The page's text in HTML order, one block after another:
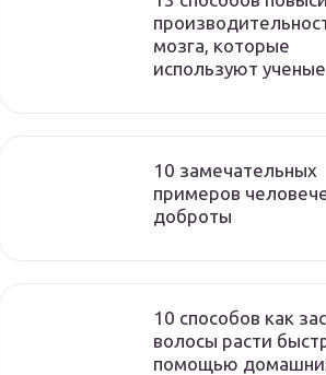
мозга, которые
используют ученые
10 замечательных
примеров
доброты
10 способов как
волосы расти
помощью